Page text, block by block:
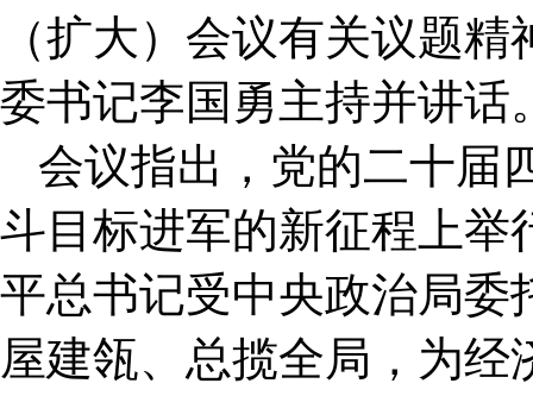
（扩大）会议有关议题
委书记李国勇主持并讲话
会议指出，党的二十届
斗目标进军的新征程上举
平总书记受中央政治局委
屋建瓴、总揽全局，为